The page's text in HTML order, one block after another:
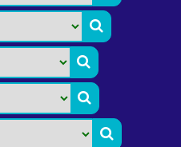



